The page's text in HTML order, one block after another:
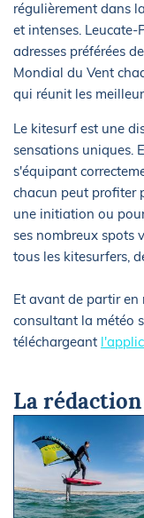
régulièrement dans
et intenses.
adresses préférées
Mondial du Vent
qui réunit les
Le kitesurf est une
sensations uniques.
s'équipant
chacun peut profiter
une initiation ou
ses nombreux spots
tous les kitesurfers,
Et avant de partir en
consultant la météo
téléchargeant
La